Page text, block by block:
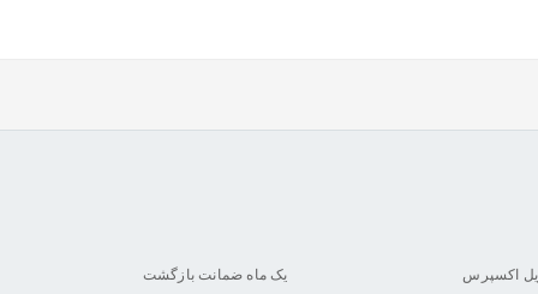
اکسپرس یک ماه ضمانت بازگشت